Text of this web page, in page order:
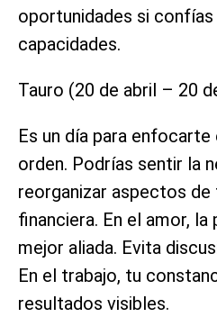
oportunidades si confías
capacidades.
Tauro (20 de abril – 20
Es un día para
orden. Podrías sentir la
reorganizar aspectos de
financiera. En el amor, la
mejor aliada. Evita
En el trabajo, tu
resultados visibles.